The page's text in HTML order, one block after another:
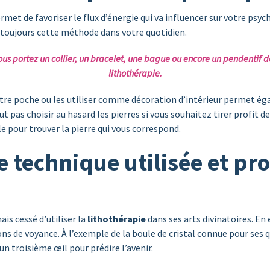
de favoriser le flux d’énergie qui va influencer sur votre
cette méthode dans votre quotidien.
portez un collier, un bracelet, une bague ou encore un pendentif
lithothérapie.
poche ou les utiliser comme décoration d’intérieur permet
pas choisir au hasard les pierres si vous souhaitez tirer profit
pour trouver la pierre qui vous correspond.
technique utilisée et
cessé d’utiliser la lithothérapiedans ses arts divinatoires.
de voyance. À l’exemple de la boule de cristal connue pour
troisième œil pour prédire l’avenir.